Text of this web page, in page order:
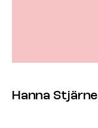
Hanna Stjärne